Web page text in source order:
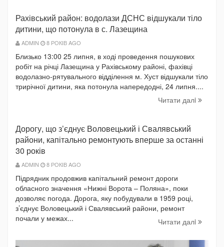
Рахівський район: водолази ДСНС відшукали тіло
дитини, що потонула в с. Лазещина
ADMIN 8 РОКІВ AGO
Близько 13:00 25 липня, в ході проведення пошукових
робіт на річці Лазещина у Рахівському районі, фахівці
водолазно-рятувального відділення м. Хуст відшукали тіло
трирічної дитини, яка потонула напередодні, 24 липня....
Читати далi
Дорогу, що з’єднує Воловецький і Свалявський
райони, капітально ремонтують вперше за останні
30 років
ADMIN 8 РОКІВ AGO
Підрядник продовжив капітальний ремонт дороги
обласного значення «Нижні Ворота – Поляна», поки
дозволяє погода. Дорога, яку побудували в 1959 році,
з’єднує Воловецький і Свалявський райони, ремонт
почали у межах...
Читати далi